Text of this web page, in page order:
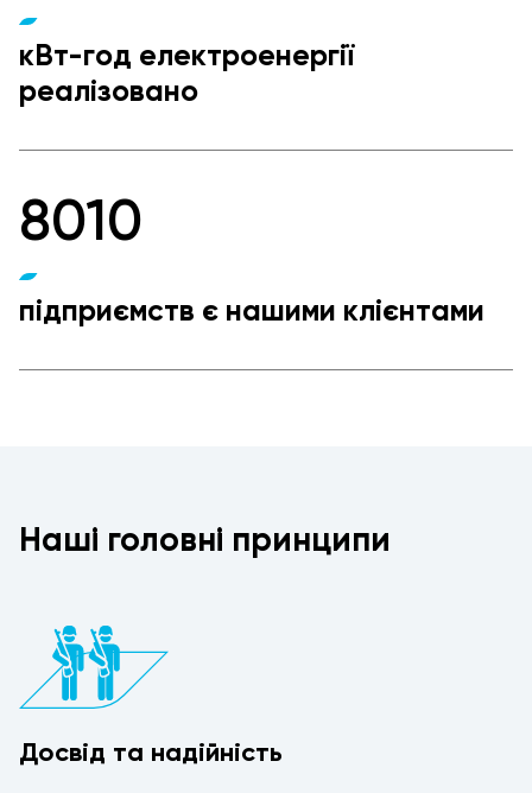
кВт-год електроенергії
реалізовано
8010
підприємств є нашими клієнтами
Наші головні принципи
Досвід та надійність